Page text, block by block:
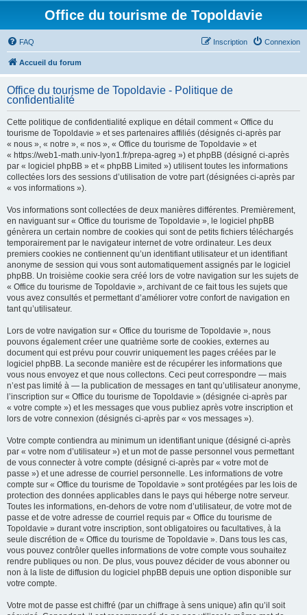
Office du tourisme de Topoldavie
FAQ Connexion
Inscription
Accueil du forum
Office du tourisme de Topoldavie - Politique de
confidentialité
Cette politique de confidentialité explique en détail comment « Office du
tourisme de Topoldavie » et ses partenaires affiliés (désignés ci-après par
« nous », « notre », « nos », « Office du tourisme de Topoldavie » et
« https://web1-math.univ-lyon1.fr/prepa-agreg ») et phpBB (désigné ci-après
par « logiciel phpBB » et « phpBB Limited ») utilisent toutes les informations
collectées lors des sessions d’utilisation de votre part (désignées ci-après par
« vos informations »).
Vos informations sont collectées de deux manières différentes. Premièrement,
en naviguant sur « Office du tourisme de Topoldavie », le logiciel phpBB
génèrera un certain nombre de cookies qui sont de petits fichiers téléchargés
temporairement par le navigateur internet de votre ordinateur. Les deux
premiers cookies ne contiennent qu’un identifiant utilisateur et un identifiant
anonyme de session qui vous sont automatiquement assignés par le logiciel
phpBB. Un troisième cookie sera créé lors de votre navigation sur les sujets de
« Office du tourisme de Topoldavie », archivant de ce fait tous les sujets que
vous avez consultés et permettant d’améliorer votre confort de navigation en
tant qu’utilisateur.
Lors de votre navigation sur « Office du tourisme de Topoldavie », nous
pouvons également créer une quatrième sorte de cookies, externes au
document qui est prévu pour couvrir uniquement les pages créées par le
logiciel phpBB. La seconde manière est de récupérer les informations que
vous nous envoyez et que nous collectons. Ceci peut correspondre — mais
n’est pas limité à — la publication de messages en tant qu’utilisateur anonyme,
l’inscription sur « Office du tourisme de Topoldavie » (désignée ci-après par
« votre compte ») et les messages que vous publiez après votre inscription et
lors de votre connexion (désignés ci-après par « vos messages »).
Votre compte contiendra au minimum un identifiant unique (désigné ci-après
par « votre nom d’utilisateur ») et un mot de passe personnel vous permettant
de vous connecter à votre compte (désigné ci-après par « votre mot de
passe ») et une adresse de courriel personnelle. Les informations de votre
compte sur « Office du tourisme de Topoldavie » sont protégées par les lois de
protection des données applicables dans le pays qui héberge notre serveur.
Toutes les informations, en-dehors de votre nom d’utilisateur, de votre mot de
passe et de votre adresse de courriel requis par « Office du tourisme de
Topoldavie » durant votre inscription, sont obligatoires ou facultatives, à la
seule discrétion de « Office du tourisme de Topoldavie ». Dans tous les cas,
vous pouvez contrôler quelles informations de votre compte vous souhaitez
rendre publiques ou non. De plus, vous pouvez décider de vous abonner ou
non à la liste de diffusion du logiciel phpBB depuis une option disponible sur
votre compte.
Votre mot de passe est chiffré (par un chiffrage à sens unique) afin qu’il soit